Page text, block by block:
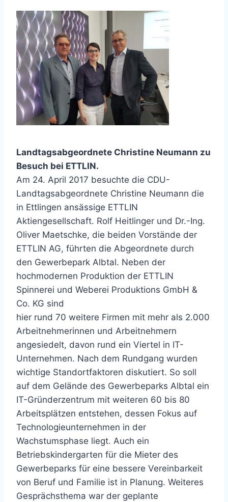
Landtagsabgeordnete Christine Neumann zu
Besuch bei ETTLIN.
Am 24. April 2017 besuchte die CDU-
Landtagsabgeordnete Christine Neumann die
in Ettlingen ansässige ETTLIN
Aktiengesellschaft. Rolf Heitlinger und Dr.-Ing.
Oliver Maetschke, die beiden Vorstände der
ETTLIN AG, führten die Abgeordnete durch
den Gewerbepark Albtal. Neben der
hochmodernen Produktion der ETTLIN
Spinnerei und Weberei Produktions GmbH &
Co. KG sind
hier rund 70 weitere Firmen mit mehr als 2.000
Arbeitnehmerinnen und Arbeitnehmern
angesiedelt, davon rund ein Viertel in IT-
Unternehmen. Nach dem Rundgang wurden
wichtige Standortfaktoren diskutiert. So soll
auf dem Gelände des Gewerbeparks Albtal ein
IT-Gründerzentrum mit weiteren 60 bis 80
Arbeitsplätzen entstehen, dessen Fokus auf
Technologieunternehmen in der
Wachstumsphase liegt. Auch ein
Betriebskindergarten für die Mieter des
Gewerbeparks für eine bessere Vereinbarkeit
von Beruf und Familie ist in Planung. Weiteres
Gesprächsthema war der geplante